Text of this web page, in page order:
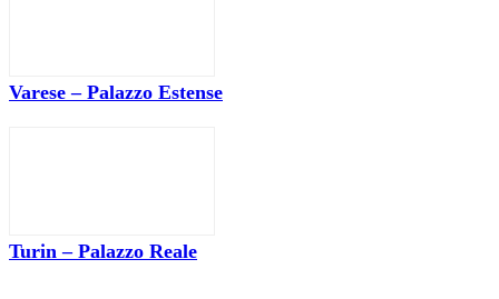
Varese – Palazzo Estense
Turin – Palazzo Reale